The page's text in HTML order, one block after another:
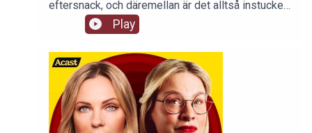
eftersnack, och däremellan är det alltså instucket
ett avsnitt från 17 december 2018. En annan tid!
Play